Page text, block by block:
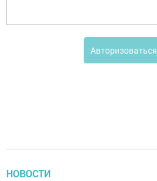
Авторизоваться
НОВОСТИ